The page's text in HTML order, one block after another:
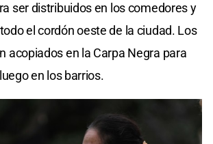
ser distribuidos en los comedores y
el cordón oeste de la ciudad. Los
acopiados en la Carpa Negra para
en los barrios.